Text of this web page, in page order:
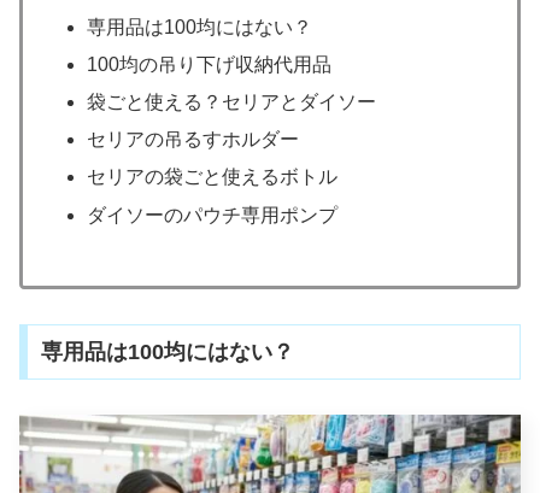
専用品は100均にはない？
100均の吊り下げ収納代用品
袋ごと使える？セリアとダイソー
セリアの吊るすホルダー
セリアの袋ごと使えるボトル
ダイソーのパウチ専用ポンプ
専用品は100均にはない？